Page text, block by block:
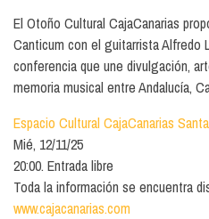
El Otoño Cultural CajaCanarias
Canticum con el guitarrista
conferencia que une divulgación,
memoria musical entre Andalucía,
Espacio Cultural CajaCanarias
Mié, 12/11/25
20:00. Entrada libre
Toda la información se encuentra
www.cajacanarias.com